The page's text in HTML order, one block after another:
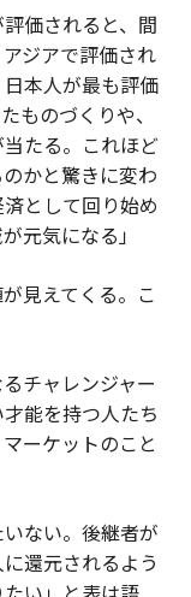
価されると、間
ジアで評価され
本人が最も評価
ものづくりや、
たる。これほど
かと驚きに変わ
として回り始め
元気になる」
見えてくる。こ
チャレンジャー
能を持つ人たち
ーケットのこと
ない。後継者が
還元されるよう